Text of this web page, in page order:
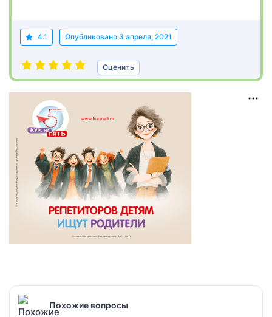
4.1 Опубликовано 3 апреля, 2021
Оценить
Похожие вопросы